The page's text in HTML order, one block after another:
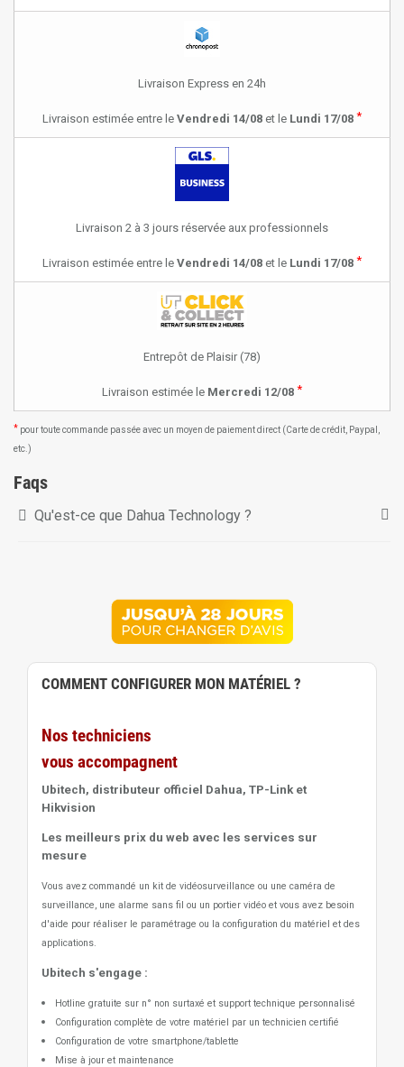
Livraison Express en 24h
Livraison estimée entre le Vendredi 14/08 et le Lundi 17/08 *
Livraison 2 à 3 jours réservée aux professionnels
Livraison estimée entre le Vendredi 14/08 et le Lundi 17/08 *
Entrepôt de Plaisir (78)
Livraison estimée le Mercredi 12/08 *
* pour toute commande passée avec un moyen de paiement direct (Carte de crédit, Paypal,
etc.)
Faqs
Qu'est-ce que Dahua Technology ?
COMMENT CONFIGURER MON MATÉRIEL ?
Nos techniciens
vous accompagnent
Ubitech, distributeur officiel Dahua, TP-Link et
Hikvision
Les meilleurs prix du web avec les services sur
mesure
Vous avez commandé un kit de vidéosurveillance ou une caméra de
surveillance, une alarme sans fil ou un portier vidéo et vous avez besoin
d'aide pour réaliser le paramétrage ou la configuration du matériel et des
applications.
Ubitech s'engage :
Hotline gratuite sur n° non surtaxé et support technique personnalisé
Configuration complète de votre matériel par un technicien certifié
Configuration de votre smartphone/tablette
Mise à jour et maintenance